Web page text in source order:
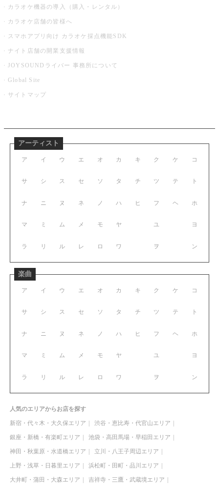
カラオケ機器の導入（購入・レンタル）
カラオケ店舗の皆様へ
スマホアプリ向け カラオケ採点機能SDK
ナイト店舗の開業支援情報
JOYSOUNDライバー 事務所について
Global Site
サイトマップ
アーティスト
ア イ ウ エ オ
サ シ ス セ ソ
ナ ニ ヌ ネ ノ
マ ミ ム メ モ
ラ リ ル レ ロ
カ キ ク ケ コ
タ チ ツ テ ト
ハ ヒ フ ヘ ホ
ヤ ユ ヨ
ワ ヲ ン
楽曲
ア イ ウ エ オ
サ シ ス セ ソ
ナ ニ ヌ ネ ノ
マ ミ ム メ モ
ラ リ ル レ ロ
カ キ ク ケ コ
タ チ ツ テ ト
ハ ヒ フ ヘ ホ
ヤ ユ ヨ
ワ ヲ ン
人気のエリアからお店を探す
新宿・代々木・大久保エリア 渋谷・恵比寿・代官山エリア
銀座・新橋・有楽町エリア 池袋・高田馬場・早稲田エリア
神田・秋葉原・水道橋エリア 立川・八王子周辺エリア
上野・浅草・日暮里エリア 浜松町・田町・品川エリア
大井町・蒲田・大森エリア 吉祥寺・三鷹・武蔵境エリア